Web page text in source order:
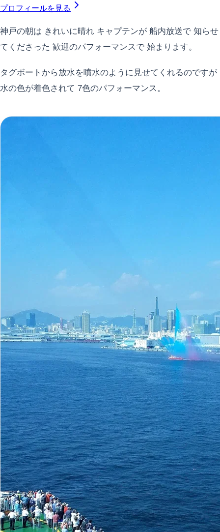
プロフィールを見る
神戸の朝は きれいに晴れ キャプテンが 船内放送で 知らせ
てくださった 歓迎のパフォーマンスで 始まります。
タグボートから放水を噴水のように見せてくれるのですが
水の色が着色されて 7色のパフォーマンス。